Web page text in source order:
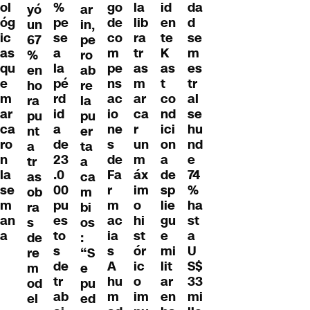
ol
óg
ic
as
qu
e
m
ar
ca
ro
n
la
se
m
an
a
yó
un
67
%
en
ho
ra
pu
nt
a
tr
as
ob
ra
s
de
re
m
od
el
%
pe
se
a
la
pé
rd
id
a
de
23
.0
00
pu
es
to
s
de
tr
ab
ar
in,
pe
ro
ab
re
la
pu
er
ta
a
ca
m
bi
os
:
“S
e
pu
ed
go
de
co
m
pe
ns
ac
io
ne
s
de
Fa
r
m
ac
ia
s
A
hu
m
la
lib
ra
tr
as
m
ar
ca
r
un
m
áx
im
o
hi
st
ór
ic
o
im
id
en
te
K
as
t
co
nd
ici
on
a
de
sp
lie
gu
e
mi
lit
ar
en
da
d
se
m
es
tr
al
se
hu
nd
e
74
%
ha
st
a
U
S$
33
mi